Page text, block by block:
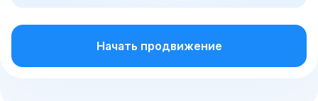
Начать продвижение